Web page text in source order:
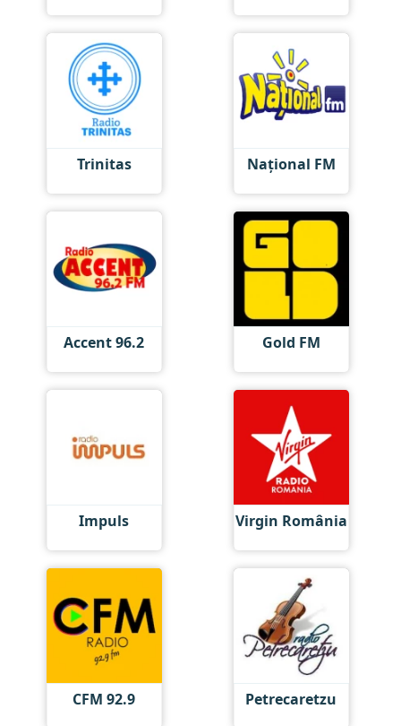
Trinitas Național FM
Accent 96.2 Gold FM
Impuls Virgin România
CFM 92.9 Petrecaretzu